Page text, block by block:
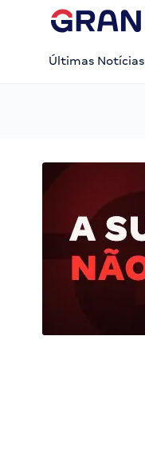
Últimas Notícias